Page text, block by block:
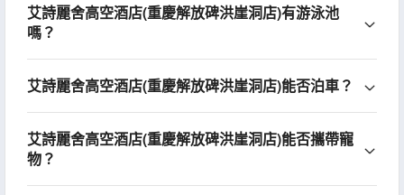
艾詩麗舍高空酒店(重慶解放碑洪崖洞店)有游泳池
嗎？
艾詩麗舍高空酒店(重慶解放碑洪崖洞店)能否泊車？
艾詩麗舍高空酒店(重慶解放碑洪崖洞店)能否攜帶寵
物？